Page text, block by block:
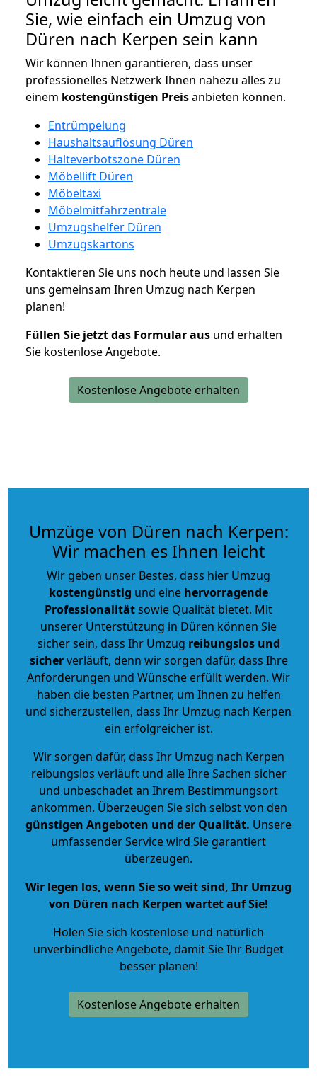
Sie, wie einfach ein Umzug von
Düren nach Kerpen sein kann
Wir können Ihnen garantieren, dass unser
professionelles Netzwerk Ihnen nahezu alles zu
einem kostengünstigen Preisanbieten können.
Entrümpelung
Haushaltsauflösung Düren
Halteverbotszone Düren
Möbellift Düren
Möbeltaxi
Möbelmitfahrzentrale
Umzugshelfer Düren
Umzugskartons
Kontaktieren Sie uns noch heute und lassen Sie
uns gemeinsam Ihren Umzug nach Kerpen
planen!
Füllen Sie jetzt das Formular aus und erhalten
Sie kostenlose Angebote.
Kostenlose Angebote erhalten
Umzüge von Düren nach Kerpen:
Wir machen es Ihnen leicht
Wir geben unser Bestes, dass hier Umzug
kostengünstig und eine hervorragende
Professionalitätsowie Qualität bietet. Mit
unserer Unterstützung in Düren können Sie
sicher sein, dass Ihr Umzug reibungslos und
sicherverläuft, denn wir sorgen dafür, dass Ihre
Anforderungen und Wünsche erfüllt werden. Wir
haben die besten Partner, um Ihnen zu helfen
und sicherzustellen, dass Ihr Umzug nach Kerpen
ein erfolgreicher ist.
Wir sorgen dafür, dass Ihr Umzug nach Kerpen
reibungslos verläuft und alle Ihre Sachen sicher
und unbeschadet an Ihrem Bestimmungsort
ankommen. Überzeugen Sie sich selbst von den
günstigen Angeboten und der Qualität. Unsere
umfassender Service wird Sie garantiert
überzeugen.
Wir legen los, wenn Sie so weit sind, Ihr Umzug
von Düren nach Kerpen wartet auf Sie!
Holen Sie sich kostenlose und natürlich
unverbindliche Angebote, damit Sie Ihr Budget
besser planen!
Kostenlose Angebote erhalten